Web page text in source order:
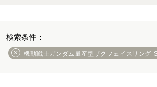
機動戦士ガンダム量産型ザクフェイスリング-